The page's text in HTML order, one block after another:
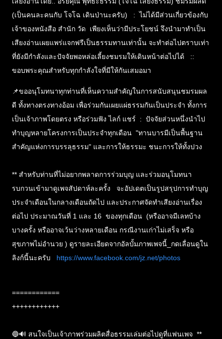
(เป็นคนละคนกับ โจโฉ เดินป่านะครับ) : ไม่ได้มีส่วนเกี่ยวข้องกับ
เจ้าของหนังสือ สำนัก วัด เพียงเห็นว่ามีประโยชน์ จึงนำมาทำเป็น
เสียงอ่านเผยแพร่แจกฟรีเป็นธรรมทานเท่านั้น จะทำต่อไปตราบเท่า
ที่ยังมีกำลังและปัจจัยพอหล่อเลี้ยงชมรมให้เดินหน้าต่อไปได้ ::
ขอบพระคุณสำหรับทุกกำลังใจที่มีให้กันเสมอมา
📌ขออนุโมทนาทุกท่านที่เห็นความสำคัญในการสนับสนุนชมรมผล
ดี ทั้งทางตรงทางอ้อม เพื่อร่วมกันเผยแผ่ธรรมกันเป็นประจำ ทั้งการ
เป็นเจ้าภาพโดยตรง หรือร่วมฟัง ไลก์ แชร์ : ปัจจัยส่วนหนึ่งนำไป
ทำบุญหลายโครงการเป็นประจำทุกเดือน "ทานบารมีเป็นพื้นฐาน
สำคัญแห่งการบรรลุธรรม" และการให้ธรรมะ ชนะการให้ทั้งปวง
** สำหรับท่านที่ไม่อยากพลาดการร่วมบุญ และร่วมอนุโมทนา
รบกวนเข้ามาดูเพจสัปดาห์ละครั้ง จะอัปเดตเป็นรูปสรุปการทำบุญ
ประจำเดือนในกลางเดือนถัดไป และประกาศจัดทำเสียงอ่านเรื่อง
ต่อไป ประมาณวันที่ 1 และ 16 ของทุกเดือน (หรืออาจมีเลทบ้าง
บางครั้ง หรืออาจเว้นว่างหลายเดือน กรณีงานเก่าไม่เสร็จ หรือ
สุขภาพไม่อำนวย ) ดูรายละเอียดจากอัลบั้มภาพเพจนี้_กดเลื่อนดูใน
ลิงก์นี้นะครับ
https://www.facebook.com/jz.net/photos
============
++++++++++++
🔵🔊 สนใจเป็นเจ้าภาพร่วมผลิตสื่อธรรมเล่มต่อไปดูที่แฟนเพจ **